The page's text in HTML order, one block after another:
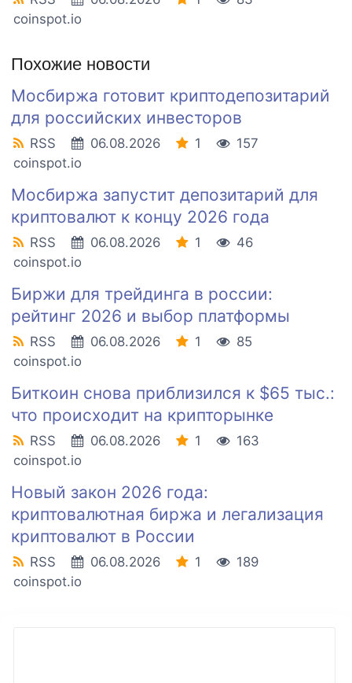
coinspot.io
Похожие новости
Мосбиржа готовит криптодепозитарий
для российских инвесторов
RSS 06.08.2026 1
157
coinspot.io
Мосбиржа запустит депозитарий для
криптовалют к концу 2026 года
RSS 06.08.2026 1
46
coinspot.io
Биржи для трейдинга в россии:
рейтинг 2026 и выбор платформы
RSS 06.08.2026 1
85
coinspot.io
Биткоин снова приблизился к $65 тыс.:
что происходит на крипторынке
RSS 06.08.2026 1
163
coinspot.io
Новый закон 2026 года:
криптовалютная биржа и легализация
криптовалют в России
RSS 06.08.2026 1
189
coinspot.io